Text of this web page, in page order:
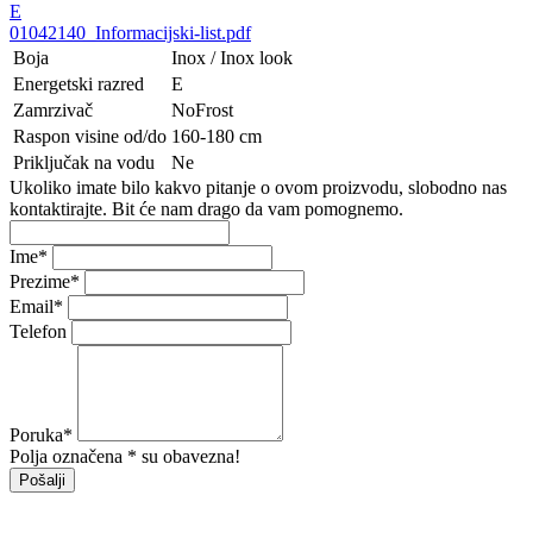
E
01042140_Informacijski-list.pdf
Boja
Inox / Inox look
Energetski razred
E
Zamrzivač
NoFrost
Raspon visine od/do 160-180 cm
Priključak na vodu
Ne
Ukoliko imate bilo kakvo pitanje o ovom proizvodu, slobodno nas
kontaktirajte. Bit će nam drago da vam pomognemo.
Ime*
Prezime*
Email*
Telefon
Poruka*
Polja označena * su obavezna!
Pošalji